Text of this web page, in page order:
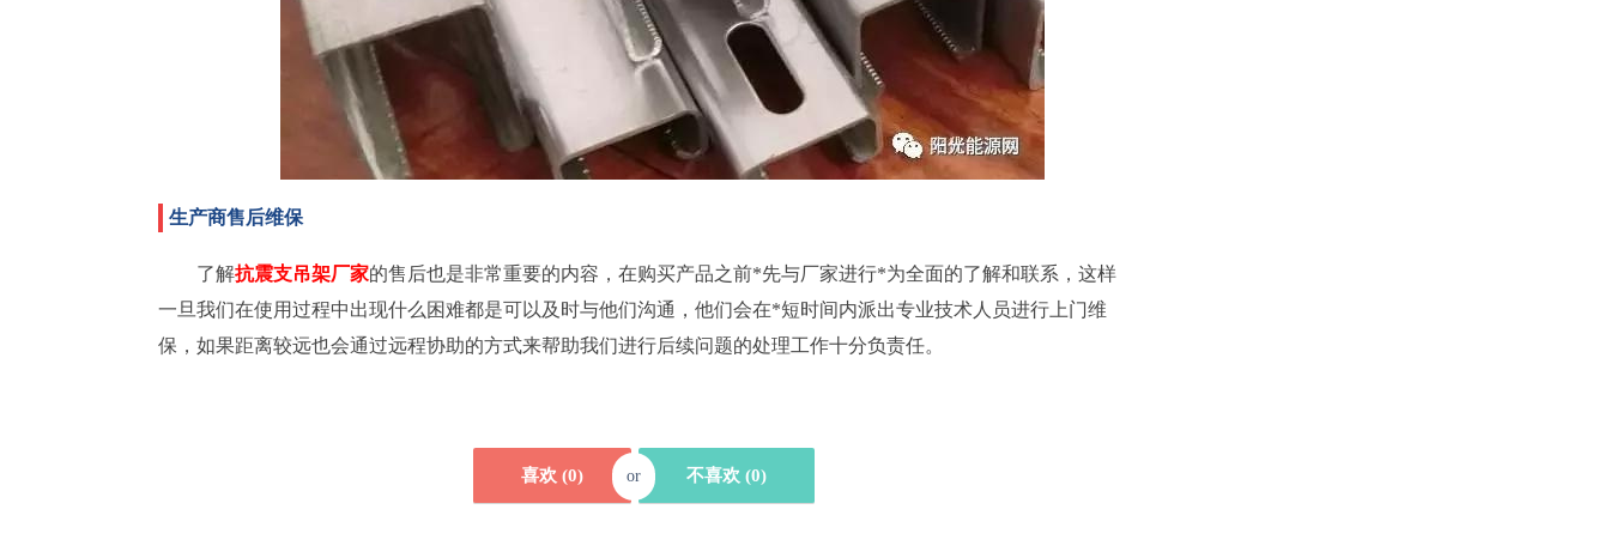
生产商售后维保
了解抗震支吊架厂家的售后也是非常重要的内容，在购买产品之前*先与厂家进行*为全面的了解和联系，这样
一旦我们在使用过程中出现什么困难都是可以及时与他们沟通，他们会在*短时间内派出专业技术人员进行上门维
保，如果距离较远也会通过远程协助的方式来帮助我们进行后续问题的处理工作十分负责任。
喜欢 (0) or 不喜欢 (0)